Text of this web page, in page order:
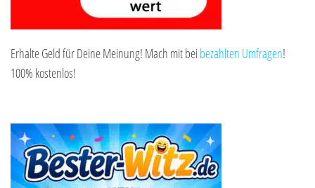
Erhalte Geld für Deine Meinung! Mach mit beibezahlten Umfragen!
100% kostenlos!